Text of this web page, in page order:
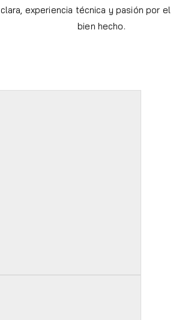
clara, experiencia técnica y pasión por el
bien hecho.